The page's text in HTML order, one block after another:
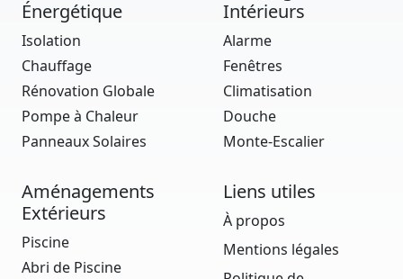
Énergétique
Isolation
Chauffage
Rénovation Globale
Pompe à Chaleur
Panneaux Solaires
Intérieurs
Alarme
Fenêtres
Climatisation
Douche
Monte-Escalier
Aménagements
Extérieurs
Piscine
Abri de Piscine
Liens utiles
À propos
Mentions légales